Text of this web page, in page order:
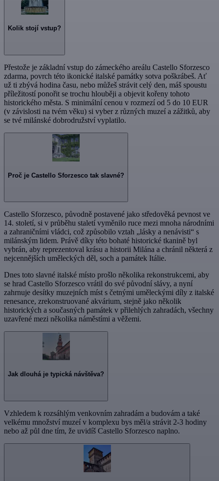
Kolik stojí vstup?
Přestože je základní vstup do zámeckého areálu Castello Sforzesco
zdarma, povrch této ikonické italské památky sotva poškrábeš. Ať
už ti zbývá hodina času, nebo můžeš strávit celý den, máš spoustu
příležitostí ponořit se trochu hlouběji a objevit kořeny tohoto
historického města. S minimální cenou v rozmezí od 5 do 10 EUR
(v závislosti na tvém věku) si vyber z různých muzeí a zážitků, aby
se tvé milánské dobrodružství vyplatilo.
Proč je Castello Sforzesco tak slavné?
Castello Sforzesco, původně postavené jako středověká pevnost ve
14. století, si v průběhu staletí vyměnilo ruce mezi mnoha národními
a zahraničními vládci, což způsobilo vztah „lásky a nenávisti“ s
milánským lidem. Právě díky této bohaté historické tkanině byl
vybrán, aby reprezentoval krásu a historii Milána a chránil některá z
nejcennějších uměleckých děl, soch a památek Itálie.
Dnes toto slavné italské místo prošlo několika rekonstrukcemi, aby
se hrad Castello Sforzesco vrátil do své původní slávy, a nyní
zahrnuje desítky muzejních míst s četnými uměleckými díly z italské
renesance, zrekonstruované akvárium, stejně jako několik
historických a současných památek v přilehlých zahradách, všechny
uzavřené mezi několika náměstími a věžemi.
Jak dlouhá je typická návštěva?
Vzhledem k rozsáhlým venkovním zahradám a budovám a také
velkému množství muzeí v komplexu bys měl/a strávit 2-3 hodiny
nebo až půl dne tím, že uvidíš Castello Sforzesco naplno.